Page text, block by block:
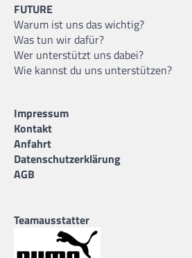
FUTURE
Warum ist uns das wichtig?
Was tun wir dafür?
Wer unterstützt uns dabei?
Wie kannst du uns unterstützen?
Impressum
Kontakt
Anfahrt
Datenschutzerklärung
AGB
Teamausstatter